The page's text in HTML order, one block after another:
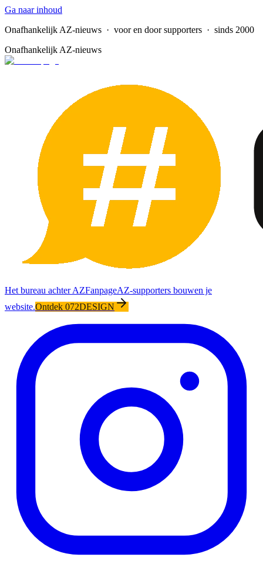
Ga naar inhoud
Onafhankelijk AZ-nieuws · voor en door supporters · sinds 2000
Onafhankelijk AZ-nieuws
Het bureau achter AZFanpageAZ-supporters bouwen je
website.Ontdek 072DESIGN